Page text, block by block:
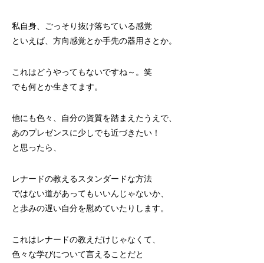
私自身、ごっそり抜け落ちている感覚
といえば、方向感覚とか手先の器用さとか。
これはどうやってもないですね～。笑
でも何とか生きてます。
他にも色々、自分の資質を踏まえたうえで、
あのプレゼンスに少しでも近づきたい！
と思ったら、
レナードの教えるスタンダードな方法
ではない道があってもいいんじゃないか、
と歩みの遅い自分を慰めていたりします。
これはレナードの教えだけじゃなくて、
色々な学びについて言えることだと